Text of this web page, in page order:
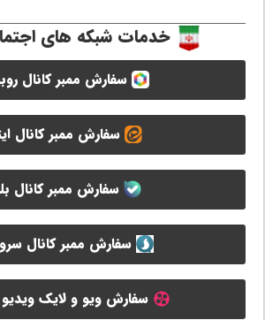
خدمات شبکه های
سفارش ممبر کانال
سفارش ممبر کانال
سفارش ممبر کانال
سفارش ممبر کانال
سفارش ویو و لایک ویدیو